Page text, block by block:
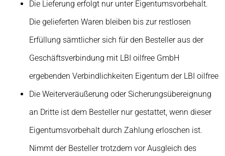
Die Lieferung erfolgt nur unter Eigentumsvorbehalt.
Die gelieferten Waren bleiben bis zur restlosen
Erfüllung sämtlicher sich für den Besteller aus der
Geschäftsverbindung mit LBI oilfree GmbH
ergebenden Verbindlichkeiten Eigentum der LBI oilfree
Die Weiterveräußerung oder Sicherungsübereignung
an Dritte ist dem Besteller nur gestattet, wenn dieser
Eigentumsvorbehalt durch Zahlung erloschen ist.
Nimmt der Besteller trotzdem vor Ausgleich des